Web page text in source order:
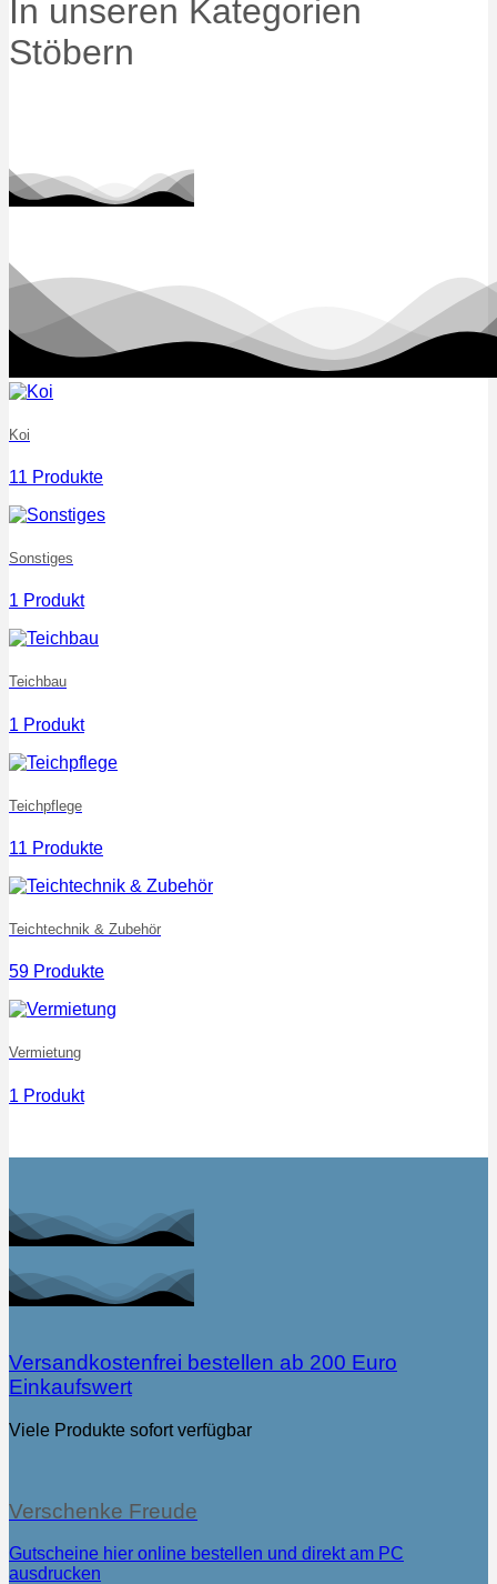
In unseren Kategorien
Stöbern
Koi
11 Produkte
Sonstiges
1 Produkt
Teichbau
1 Produkt
Teichpflege
11 Produkte
Teichtechnik & Zubehör
59 Produkte
Vermietung
1 Produkt
Versandkostenfrei bestellen ab 200 Euro
Einkaufswert
Viele Produkte sofort verfügbar
Verschenke Freude
Gutscheine hier online bestellen und direkt am PC
ausdrucken